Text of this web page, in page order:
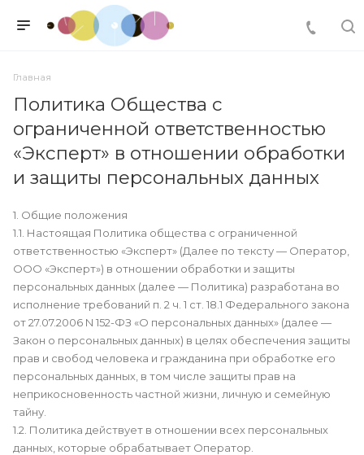
Главная
Политика Общества с
ограниченной ответственностью
«Эксперт» в отношении обработки
и защиты персональных данных
1. Общие положения
1.1. Настоящая Политика общества с ограниченной
ответственностью «Эксперт» (Далее по тексту — Оператор,
ООО «Эксперт») в отношении обработки и защиты
персональных данных (далее — Политика) разработана во
исполнение требований п. 2 ч. 1 ст. 18.1 Федерального закона
от 27.07.2006 N 152-ФЗ «О персональных данных» (далее —
Закон о персональных данных) в целях обеспечения защиты
прав и свобод человека и гражданина при обработке его
персональных данных, в том числе защиты прав на
неприкосновенность частной жизни, личную и семейную
тайну.
1.2. Политика действует в отношении всех персональных
данных, которые обрабатывает Оператор.